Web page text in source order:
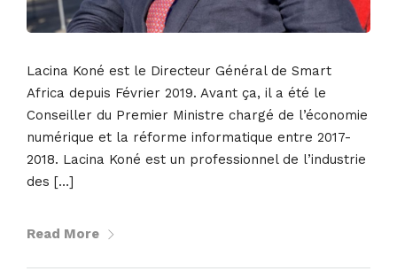
Lacina Koné est le Directeur Général de Smart
Africa depuis Février 2019. Avant ça, il a été le
Conseiller du Premier Ministre chargé de l’économie
numérique et la réforme informatique entre 2017-
2018. Lacina Koné est un professionnel de l’industrie
des […]
Read More